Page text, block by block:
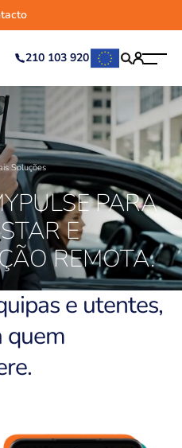
210 103 920
Soluções
PARA
E
REMOTA.
e utentes,
quem